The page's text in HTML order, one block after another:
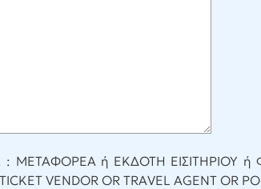
ΜΕΤΑΦΟΡΕΑ ή ΕΚΔΟΤΗ ΕΙΣΙΤΗΡΙΟΥ ή
VENDOR OR TRAVEL AGENT OR